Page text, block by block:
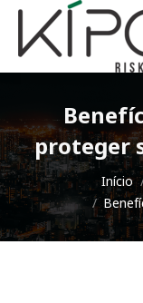
proteger
Você está aqui:Início